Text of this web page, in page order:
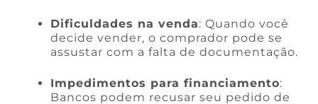
Dificuldades na venda: Quando você
decide vender, o comprador pode se
assustar com a falta de documentação.
Impedimentos para financiamento:
Bancos podem recusar seu pedido de